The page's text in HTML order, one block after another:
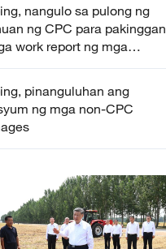
nangulo sa pulong ng
ng CPC para pakinggan
work report ng mga
ng bansa
pinanguluhan ang
ng mga non-CPC